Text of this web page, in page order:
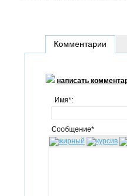
Комментарии
написать
Имя*:
Сообщение*